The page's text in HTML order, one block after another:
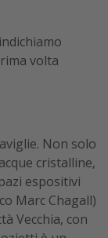
volta
Non solo
cristalline,
espositivi
Marc Chagall)
Vecchia, con